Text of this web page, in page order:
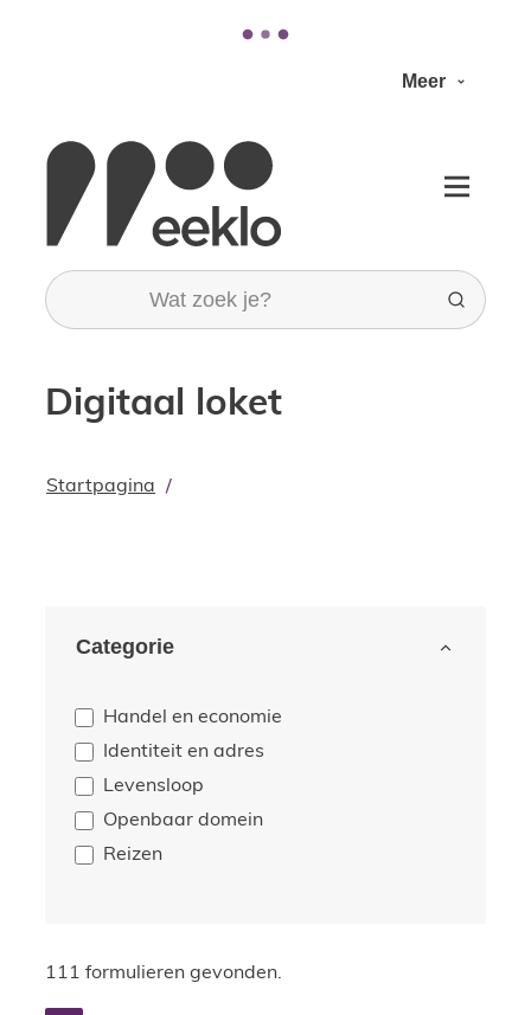
Meer
Stad Eeklo
Wat zoek je?
Zoeken
Menu
Digitaal loket
Startpagina
Filter op
Categorie
Handel en economie
Identiteit en adres
Levensloop
Openbaar domein
Reizen
111 formulieren gevonden.